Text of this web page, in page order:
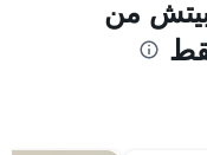
بيتش من